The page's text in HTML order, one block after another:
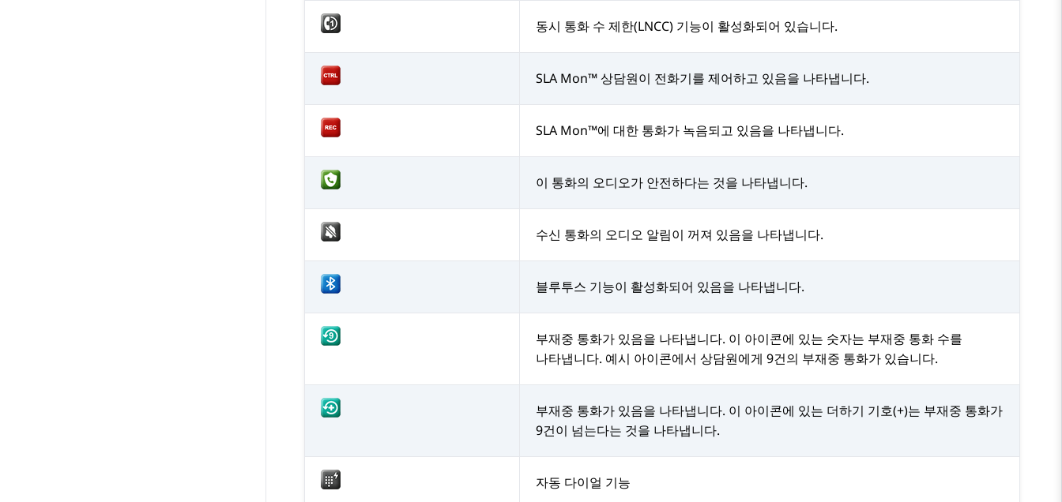
동시 통화 수 제한(LNCC) 기능이 활성화되어 있습니다.
SLA Mon™ 상담원이 전화기를 제어하고 있음을 나타냅니다.
SLA Mon™에 대한 통화가 녹음되고 있음을 나타냅니다.
이 통화의 오디오가 안전하다는 것을 나타냅니다.
수신 통화의 오디오 알림이 꺼져 있음을 나타냅니다.
블루투스 기능이 활성화되어 있음을 나타냅니다.
부재중 통화가 있음을 나타냅니다. 이 아이콘에 있는 숫자는 부재중 통화 수를
나타냅니다. 예시 아이콘에서 상담원에게 9건의 부재중 통화가 있습니다.
부재중 통화가 있음을 나타냅니다. 이 아이콘에 있는 더하기 기호(+)는 부재중 통화가
9건이 넘는다는 것을 나타냅니다.
자동 다이얼 기능